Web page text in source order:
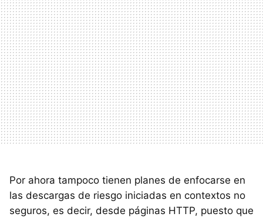
Por ahora tampoco tienen planes de enfocarse en
las descargas de riesgo iniciadas en contextos no
seguros, es decir, desde páginas HTTP, puesto que